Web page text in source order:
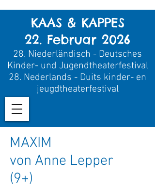
KAAS & KAPPES
22. Februar 2026
28. Niederländisch - Deutsches
Kinder- und Jugendtheaterfestival
28. Nederlands - Duits kinder- en
jeugdtheaterfestival
MAXIM
von Anne Lepper
(9+)